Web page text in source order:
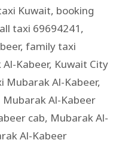
Kuwait, booking
taxi 69694241,
, family taxi
Kabeer, Kuwait City
Mubarak Al-Kabeer,
Mubarak Al-Kabeer
cab, Mubarak Al-
Al-Kabeer